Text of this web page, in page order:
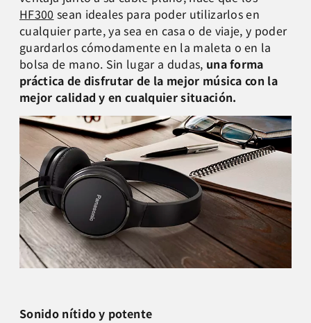
HF300 sean ideales para poder utilizarlos en
cualquier parte, ya sea en casa o de viaje, y poder
guardarlos cómodamente en la maleta o en la
bolsa de mano. Sin lugar a dudas, una forma
práctica de disfrutar de la mejor música con la
mejor calidad y en cualquier situación.
Sonido nítido y potente